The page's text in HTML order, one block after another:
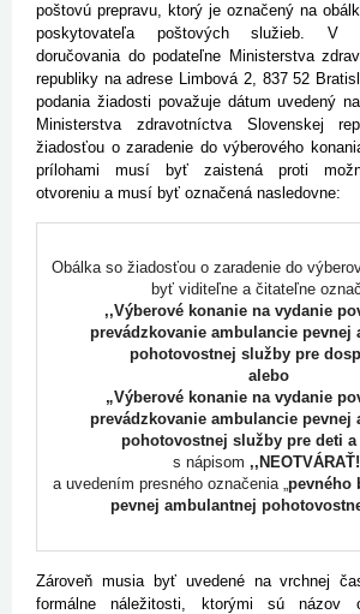
poštovú prepravu, ktorý je označený na
poskytovateľa poštových služieb. V
doručovania do podateľne Ministerstva
republiky na adrese Limbová 2, 837 52
podania žiadosti považuje dátum uvedený
Ministerstva zdravotníctva Slovenskej
žiadosťou o zaradenie do výberového
prílohami musí byť zaistená proti
otvoreniu a musí byť označená nasledovne:
Obálka so žiadosťou o zaradenie do
byť viditeľne a čitateľne
,,Výberové konanie na vydanie
prevádzkovanie ambulancie pevnej
pohotovostnej služby pre
alebo
„Výberové konanie na vydanie
prevádzkovanie ambulancie pevnej
pohotovostnej služby pre deti a
s nápisom ,,NEOTVÁRAŤ!
a uvedením presného označenia „pevného
pevnej ambulantnej
Zároveň musia byť uvedené na vrchnej
formálne náležitosti, ktorými sú názov